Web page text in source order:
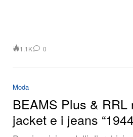
1.1K 0
Moda
BEAMS Plus &
jacket e i jeans